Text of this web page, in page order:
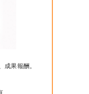
果報酬。